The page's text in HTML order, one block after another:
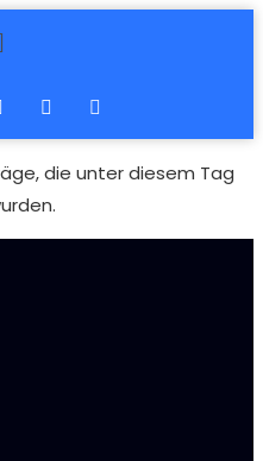
die unter diesem Tag